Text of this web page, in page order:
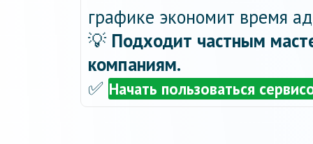
графике экономит время
💡 Подходит частным
компаниям.
✅ Начать пользоваться